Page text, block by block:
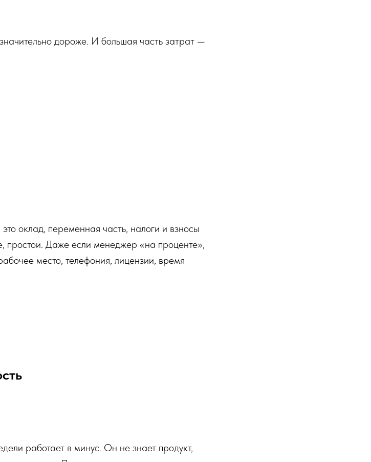
дороже. И большая часть затрат —
оклад, переменная часть, налоги и взносы
простои. Даже если менеджер «на проценте»,
место, телефония, лицензии, время
работает в минус. Он не знает продукт,